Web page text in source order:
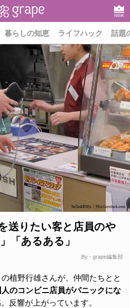
RANK
暮らしの知恵 ライフハック 話題
送りたい客と店員のや
「あるある」
By - grape編集部
植野行雄さんが、仲間たちとと
のコンビニ店員がパニックにな
反響が上がっています。